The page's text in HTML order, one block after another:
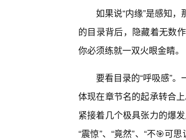
如果说“内缘”是感知
的目录背后，隐藏着无数
你必须练就一双火眼金睛。
要看目录的“呼吸感”
体现在章节名的起承转合
紧接着几个极具张力的爆
“震惊”、“竟然”、“不🎯可